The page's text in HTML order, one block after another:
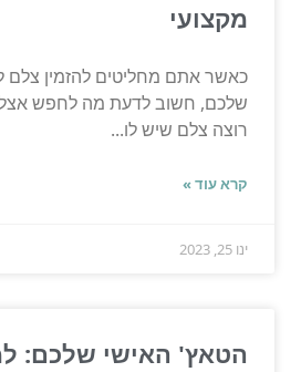
מקצועי
כאשר אתם מחליטים להזמין צלם
שלכם, חשוב לדעת מה לחפש
רוצה צלם שיש לו...
קרא עוד »
ינו 25, 2023
הטאץ' האישי שלכם: